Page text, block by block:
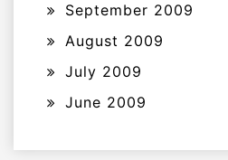
September 2009
August 2009
July 2009
June 2009